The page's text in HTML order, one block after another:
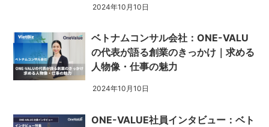
2024年10月10日
ベトナムコンサル会社：ONE-VALU
の代表が語る創業のきっかけ｜求める
人物像・仕事の魅力
2024年10月10日
ONE-VALUE社員インタビュー：ベト